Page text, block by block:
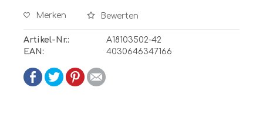
Merken Bewerten
Artikel-Nr.:
A18103502-42
EAN:
4030646347166